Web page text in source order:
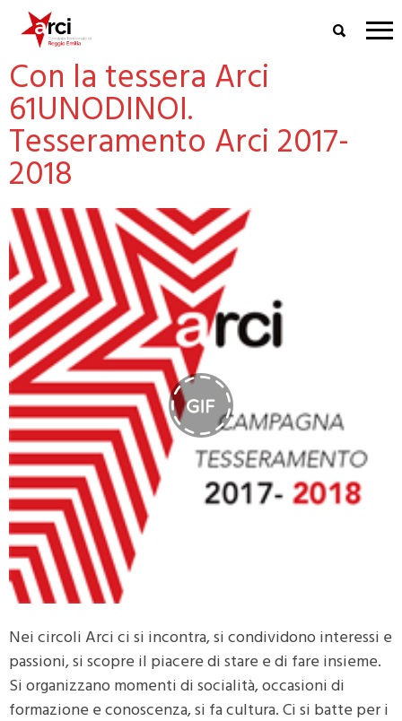
Con la tessera Arci
61UNODINOI.
Tesseramento Arci 2017-
2018
Nei circoli Arci ci si incontra, si condividono interessi e
passioni, si scopre il piacere di stare e di fare insieme.
Si organizzano momenti di socialità, occasioni di
formazione e conoscenza, si fa cultura. Ci si batte per i